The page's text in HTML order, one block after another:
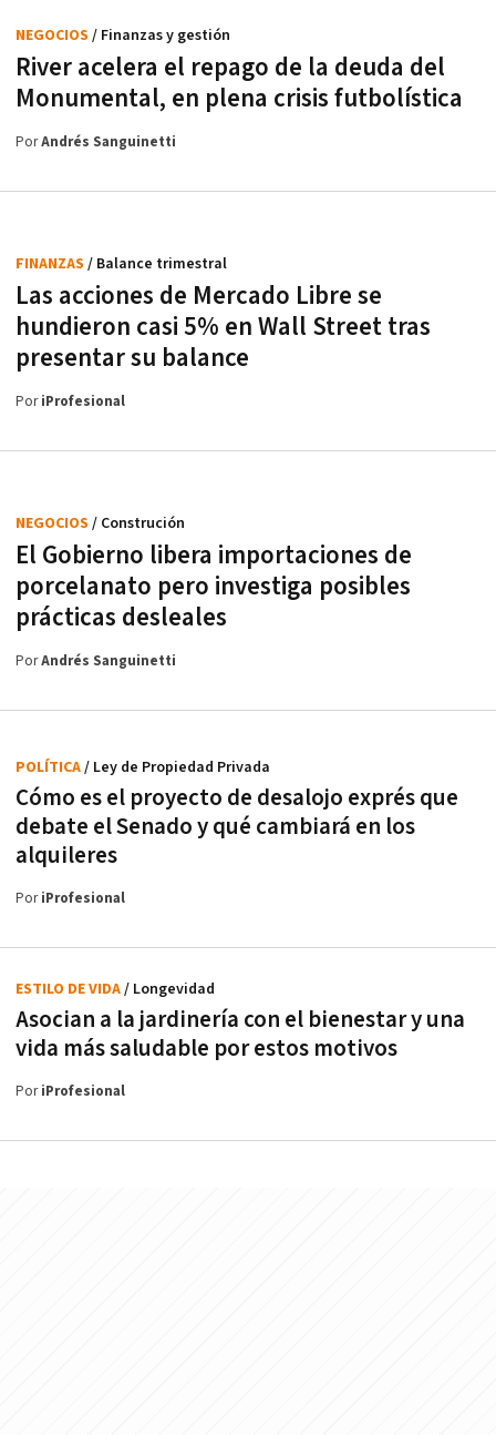
River acelera el repago de la deuda del
Monumental, en plena crisis futbolística
NEGOCIOS / Finanzas y gestión
PorAndrés Sanguinetti
Las acciones de Mercado Libre se
hundieron casi 5% en Wall Street tras
presentar su balance
FINANZAS / Balance trimestral
PoriProfesional
El Gobierno libera importaciones de
porcelanato pero investiga posibles
prácticas desleales
NEGOCIOS / Construción
PorAndrés Sanguinetti
Cómo es el proyecto de desalojo exprés que
debate el Senado y qué cambiará en los
alquileres
POLÍTICA/ Ley de Propiedad Privada
PoriProfesional
Asocian a la jardinería con el bienestar y una
vida más saludable por estos motivos
ESTILO DE VIDA/ Longevidad
PoriProfesional